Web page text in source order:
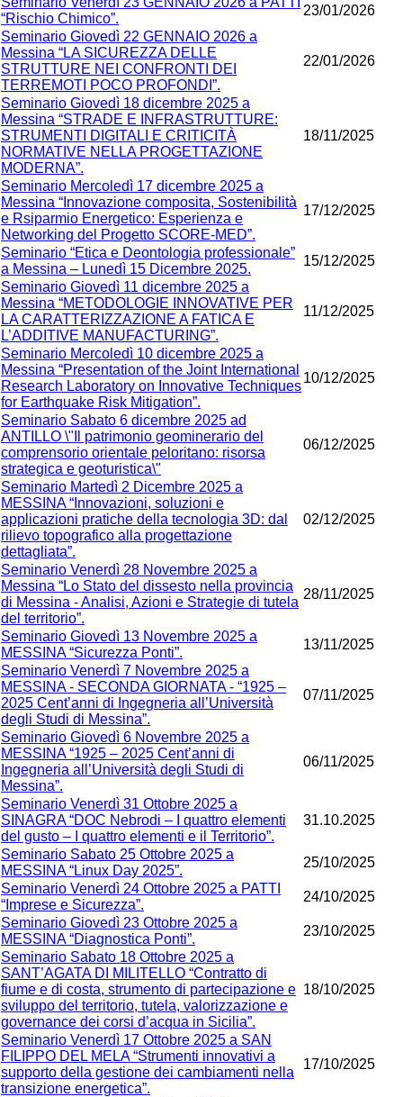
“Rischio Chimico”.
23/01/2026
Seminario Giovedì 22 GENNAIO 2026 a
Messina “LA SICUREZZA DELLE
STRUTTURE NEI CONFRONTI DEI
TERREMOTI POCO PROFONDI”.
22/01/2026
Seminario Giovedì 18 dicembre 2025 a
Messina “STRADE E INFRASTRUTTURE:
STRUMENTI DIGITALI E CRITICITÀ
NORMATIVE NELLA PROGETTAZIONE
MODERNA”.
18/11/2025
Seminario Mercoledì 17 dicembre 2025 a
Messina “Innovazione composita, Sostenibilità
e Rsiparmio Energetico: Esperienza e
Networking del Progetto SCORE-MED”.
17/12/2025
Seminario “Etica e Deontologia professionale”
a Messina – Lunedì 15 Dicembre 2025.
15/12/2025
Seminario Giovedì 11 dicembre 2025 a
Messina “METODOLOGIE INNOVATIVE PER
LA CARATTERIZZAZIONE A FATICA E
L’ADDITIVE MANUFACTURING”.
11/12/2025
Seminario Mercoledì 10 dicembre 2025 a
Messina “Presentation of the Joint International
Research Laboratory on Innovative Techniques
for Earthquake Risk Mitigation”.
10/12/2025
Seminario Sabato 6 dicembre 2025 ad
ANTILLO \"Il patrimonio geominerario del
comprensorio orientale peloritano: risorsa
strategica e geoturistica\"
06/12/2025
Seminario Martedì 2 Dicembre 2025 a
MESSINA “Innovazioni, soluzioni e
applicazioni pratiche della tecnologia 3D: dal
rilievo topografico alla progettazione
dettagliata”.
02/12/2025
Seminario Venerdì 28 Novembre 2025 a
Messina “Lo Stato del dissesto nella provincia
di Messina - Analisi, Azioni e Strategie di tutela
del territorio”.
28/11/2025
Seminario Giovedì 13 Novembre 2025 a
MESSINA “Sicurezza Ponti”.
13/11/2025
Seminario Venerdì 7 Novembre 2025 a
MESSINA - SECONDA GIORNATA - “1925 –
2025 Cent’anni di Ingegneria all’Università
degli Studi di Messina”.
07/11/2025
Seminario Giovedì 6 Novembre 2025 a
MESSINA “1925 – 2025 Cent’anni di
Ingegneria all’Università degli Studi di
Messina”.
06/11/2025
Seminario Venerdì 31 Ottobre 2025 a
SINAGRA “DOC Nebrodi – I quattro elementi
del gusto – I quattro elementi e il Territorio”.
31.10.2025
Seminario Sabato 25 Ottobre 2025 a
MESSINA “Linux Day 2025”.
25/10/2025
Seminario Venerdì 24 Ottobre 2025 a PATTI
“Imprese e Sicurezza”.
24/10/2025
Seminario Giovedì 23 Ottobre 2025 a
MESSINA “Diagnostica Ponti”.
23/10/2025
Seminario Sabato 18 Ottobre 2025 a
SANT’AGATA DI MILITELLO “Contratto di
fiume e di costa, strumento di partecipazione e
sviluppo del territorio, tutela, valorizzazione e
governance dei corsi d’acqua in Sicilia”.
18/10/2025
Seminario Venerdì 17 Ottobre 2025 a SAN
FILIPPO DEL MELA “Strumenti innovativi a
supporto della gestione dei cambiamenti nella
transizione energetica”.
17/10/2025